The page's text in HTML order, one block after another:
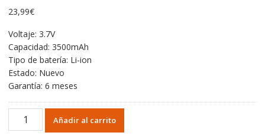
23,99€
Voltaje: 3.7V
Capacidad: 3500mAh
Tipo de batería: Li-ion
Estado: Nuevo
Garantía: 6 meses
Batería
Añadir al carrito